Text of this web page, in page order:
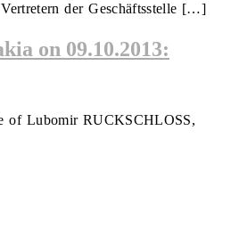
der Geschäftsstelle […]
on 09.10.2013:
of Lubomir RUCKSCHLOSS,